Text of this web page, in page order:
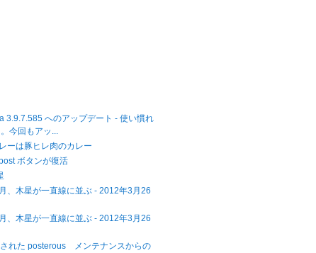
3.9.7.585 へのアップデート - 使い慣れ
今回もアッ...
ーは豚ヒレ肉のカレー
ボタンが復活
、木星が一直線に並ぶ - 2012年3月26
、木星が一直線に並ぶ - 2012年3月26
された posterous メンテナンスからの